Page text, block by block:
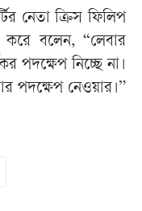
নেতা ক্রিস ফিলিপ
করে বলেন, “লেবার
পদক্ষেপ নিচ্ছে না।
পদক্ষেপ নেওয়ার।”